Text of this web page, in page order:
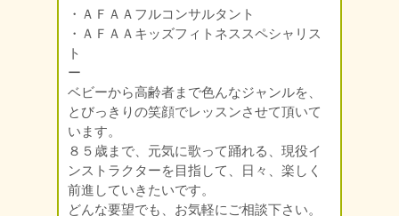
・ＡＦＡＡフルコンサルタント
・ＡＦＡＡキッズフィトネススペシャリス
ト
ー
ベビーから高齢者まで色んなジャンルを、
とびっきりの笑顔でレッスンさせて頂いて
います。
８５歳まで、元気に歌って踊れる、現役イ
ンストラクターを目指して、日々、楽しく
前進していきたいです。
どんな要望でも、お気軽にご相談下さい。